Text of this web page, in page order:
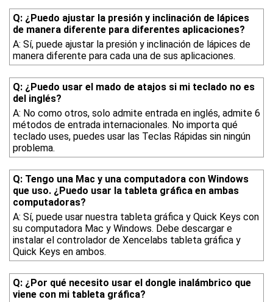
Q: ¿Puedo ajustar la presión y inclinación de lápices
de manera diferente para diferentes aplicaciones?
A: Sí, puede ajustar la presión y inclinación de lápices de
manera diferente para cada una de sus aplicaciones.
Q: ¿Puedo usar el mado de atajos si mi teclado no es
del inglés?
A: No como otros, solo admite entrada en inglés, admite 6
métodos de entrada internacionales. No importa qué
teclado uses, puedes usar las Teclas Rápidas sin ningún
problema.
Q: Tengo una Mac y una computadora con Windows
que uso. ¿Puedo usar la tableta gráfica en ambas
computadoras?
A: Sí, puede usar nuestra tableta gráfica y Quick Keys con
su computadora Mac y Windows. Debe descargar e
instalar el controlador de Xencelabs tableta gráfica y
Quick Keys en ambos.
Q: ¿Por qué necesito usar el dongle inalámbrico que
viene con mi tableta gráfica?